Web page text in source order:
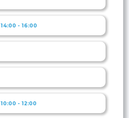
14:00 - 16:00
10:00 - 12:00